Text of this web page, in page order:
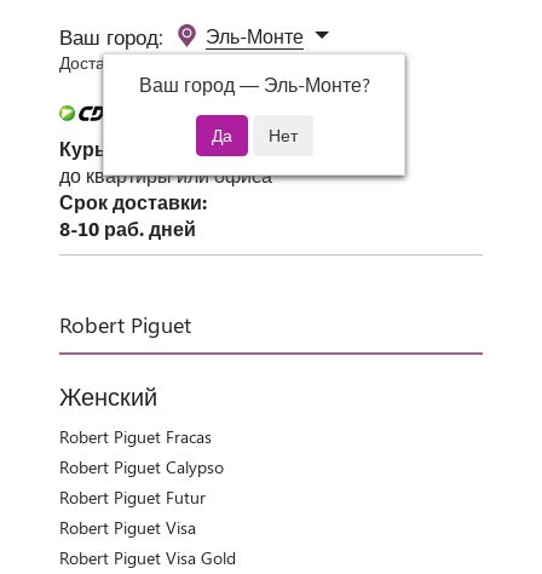
Ваш город:
Эль-Монте
Ваш город — Эль-Монте?
Доставка 0 руб при заказе от 3000 руб.
Курьер СДЭК
до квартиры или офиса
Срок доставки:
8-10 раб. дней
Robert Piguet
Женский
Robert Piguet Fracas
Robert Piguet Calypso
Robert Piguet Futur
Robert Piguet Visa
Robert Piguet Visa Gold